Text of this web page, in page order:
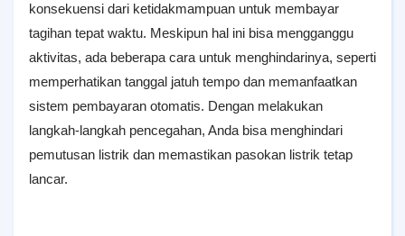
konsekuensi dari ketidakmampuan untuk membayar
tagihan tepat waktu. Meskipun hal ini bisa mengganggu
aktivitas, ada beberapa cara untuk menghindarinya, seperti
memperhatikan tanggal jatuh tempo dan memanfaatkan
sistem pembayaran otomatis. Dengan melakukan
langkah-langkah pencegahan, Anda bisa menghindari
pemutusan listrik dan memastikan pasokan listrik tetap
lancar.